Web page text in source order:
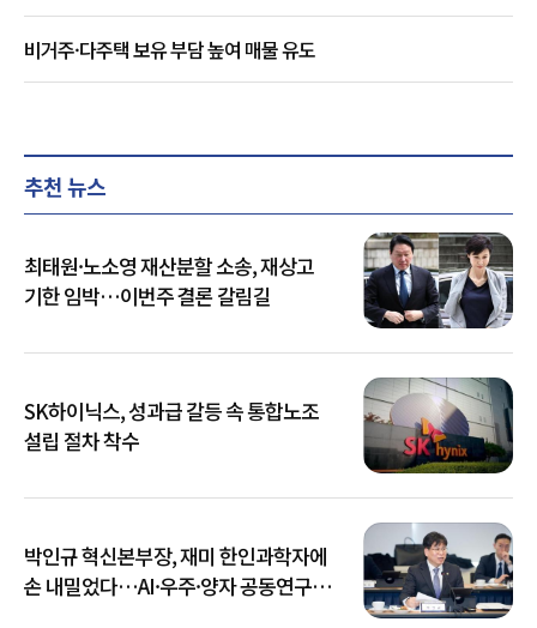
비거주·다주택 보유 부담 높여 매물 유도
추천 뉴스
최태원·노소영 재산분할 소송, 재상고
기한 임박…이번주 결론 갈림길
SK하이닉스, 성과급 갈등 속 통합노조
설립 절차 착수
박인규 혁신본부장, 재미 한인과학자에
손 내밀었다…AI·우주·양자 공동연구